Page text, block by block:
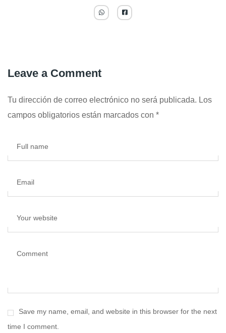
Leave a Comment
Tu dirección de correo electrónico no será publicada. Los
campos obligatorios están marcados con *
Full name
Email
Your website
Comment
Save my name, email, and website in this browser for the next
time I comment.